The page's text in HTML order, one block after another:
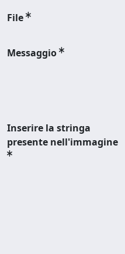
File
Messaggio
Inserire la stringa
presente nell'immagine